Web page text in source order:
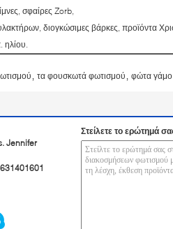
σφαίρες Zorb,
διογκώσιμες βάρκες, προϊόντα
ηλίου.
τα φουσκωτά φωτισμού φώτα γάμο
Jennifer
Στείλετε το ερώτημά